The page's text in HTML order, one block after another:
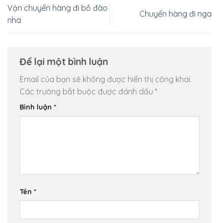
Vận chuyển hàng đi bồ đào
nha
Chuyển hàng đi nga
Để lại một bình luận
Email của bạn sẽ không được hiển thị công khai.
Các trường bắt buộc được đánh dấu *
Bình luận *
Tên *